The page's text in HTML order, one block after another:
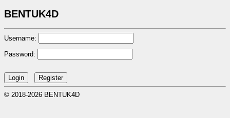
BENTUK4D
Username:
Password:
© 2018-2026 BENTUK4D